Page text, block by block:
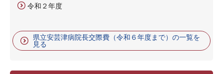
令和２年度
県立安芸津病院長交際費（令和６年度まで）の一覧を
見る